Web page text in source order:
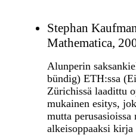
Stephan
Mathematica,
Alunperin
bündig) ETH:ssa
Zürichissä laadittu
mukainen esitys,
mutta
alkeisoppaaksi kirja